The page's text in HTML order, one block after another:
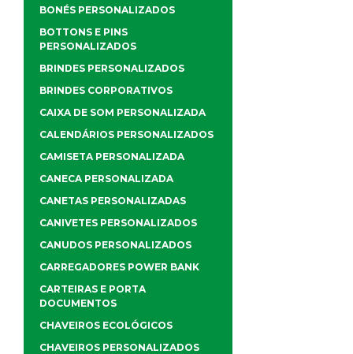
BONÉS PERSONALIZADOS
BOTTONS E PINS
PERSONALIZADOS
BRINDES PERSONALIZADOS
BRINDES CORPORATIVOS
CAIXA DE SOM PERSONALIZADA
CALENDÁRIOS PERSONALIZADOS
CAMISETA PERSONALIZADA
CANECA PERSONALIZADA
CANETAS PERSONALIZADAS
CANIVETES PERSONALIZADOS
CANUDOS PERSONALIZADOS
CARREGADORES POWER BANK
CARTEIRAS E PORTA
DOCUMENTOS
CHAVEIROS ECOLÓGICOS
CHAVEIROS PERSONALIZADOS